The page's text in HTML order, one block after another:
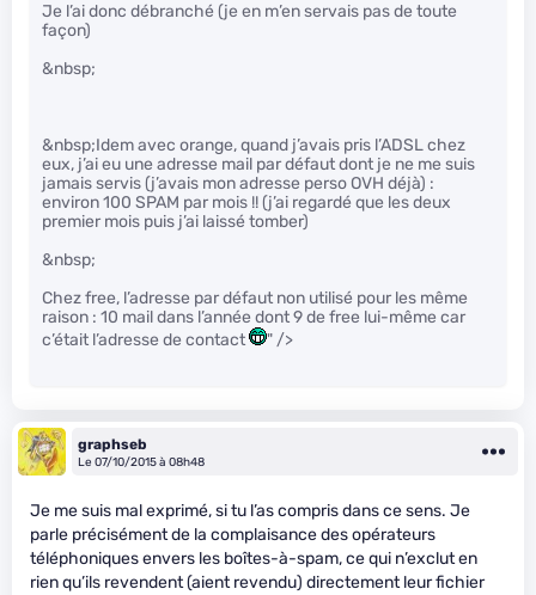
Je l’ai donc débranché (je en m’en servais pas de toute
façon)
&nbsp;
&nbsp;Idem avec orange, quand j’avais pris l’ADSL chez
eux, j’ai eu une adresse mail par défaut dont je ne me suis
jamais servis (j’avais mon adresse perso OVH déjà) :
environ 100 SPAM par mois !! (j’ai regardé que les deux
premier mois puis j’ai laissé tomber)
&nbsp;
Chez free, l’adresse par défaut non utilisé pour les même
raison : 10 mail dans l’année dont 9 de free lui-même car
c’était l’adresse de contact
" />
graphseb
Le 07/10/2015 à 08h48
Je me suis mal exprimé, si tu l’as compris dans ce sens. Je
parle précisément de la complaisance des opérateurs
téléphoniques envers les boîtes-à-spam, ce qui n’exclut en
rien qu’ils revendent (aient revendu) directement leur fichier